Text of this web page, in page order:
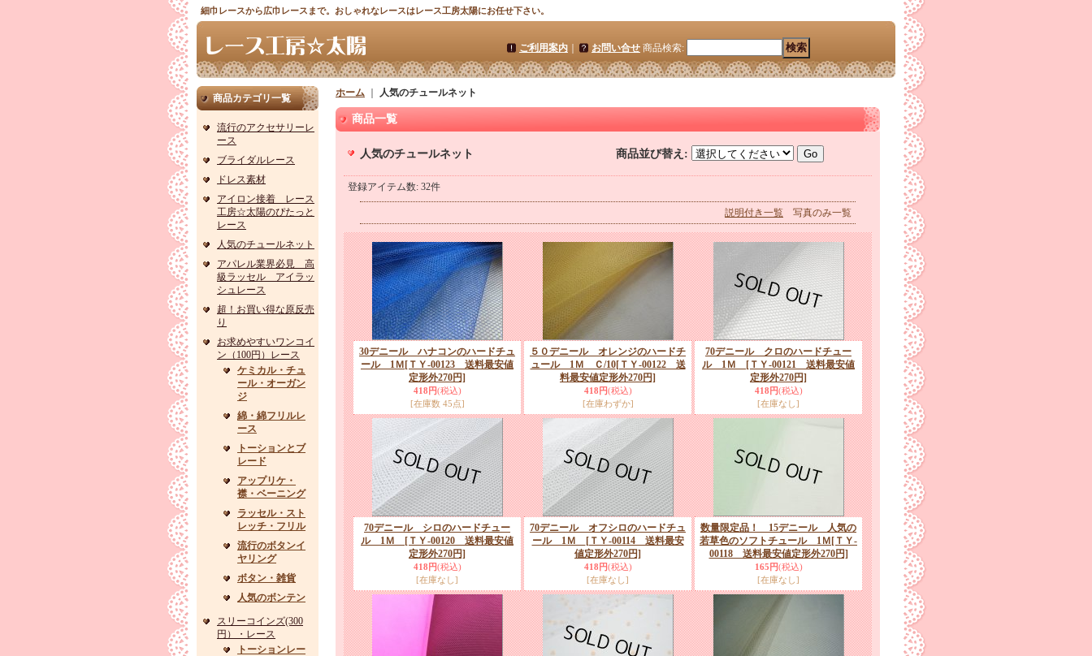
細巾レースから広巾レースまで。おしゃれなレースはレース工房太陽にお任せ下さい。
ご利用案内 お問い合せ 商品検索:
商品カテゴリ一覧
流行のアクセサリーレ
ース
ブライダルレース
ドレス素材
アイロン接着 レース
工房☆太陽のぴたっと
レース
人気のチュールネット
アパレル業界必見 高
級ラッセル アイラッ
シュレース
超！お買い得な原反売
り
お求めやすいワンコイ
ン（100円）レース
ケミカル・チュ
ール・オーガン
ジ
綿・綿フリルレ
ース
トーションとブ
レード
アップリケ・
襟・ベーニング
ラッセル・スト
レッチ・フリル
流行のボタンイ
ヤリング
ボタン・雑貨
人気のボンテン
スリーコインズ(300
円）・レース
トーションレー
ホーム 人気のチュールネット
商品一覧
人気のチュールネット 商品並び替え :
登録アイテム数: 32件
説明付き一覧 写真のみ一覧
30デニール ハナコンのハードチュ
ール 1Ｍ [ＴＹ-00123 送料最安値
定形外270円]
418円(税込)
[在庫数 45点]
５０デニール オレンジのハードチ
ュール 1Ｍ Ｃ/10[ＴＹ-00122 送
料最安値定形外270円]
418円(税込)
[在庫わずか]
70デニール クロのハードチュー
ル 1Ｍ
[ＴＹ-00121 送料最安値
定形外270円]
418円(税込)
[在庫なし]
70デニール シロのハードチュー
ル 1Ｍ
[ＴＹ-00120 送料最安値
定形外270円]
418円(税込)
[在庫なし]
70デニール オフシロのハードチュ
ール 1Ｍ
[ＴＹ-00114 送料最安
値定形外270円]
418円(税込)
[在庫なし]
数量限定品！ 15デニール 人気の
若草色のソフトチュール 1Ｍ [ＴＹ-
00118 送料最安値定形外270円]
165円(税込)
[在庫なし]